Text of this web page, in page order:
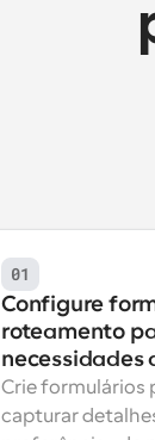
01
Configure
roteamento
necessidades
Crie formulários
capturar